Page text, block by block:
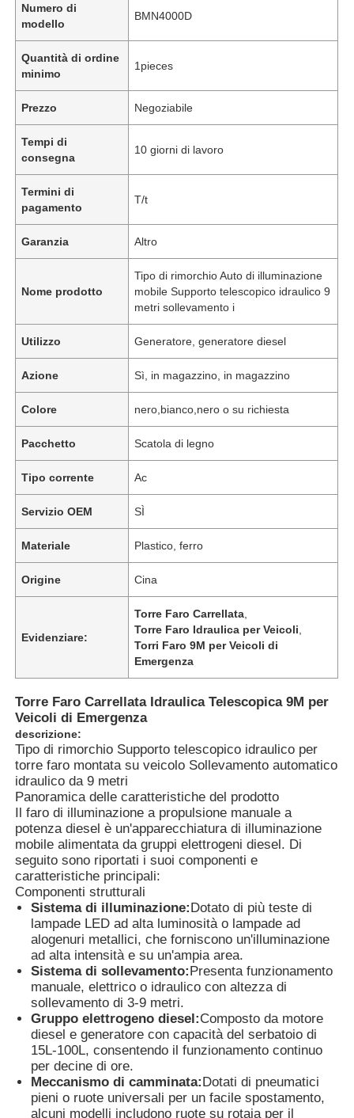
Casa.
Prodotti
Chi Siamo
Numero di
modello
BMN4000D
Quantità di ordine
minimo
1pieces
Prezzo Negoziabile
Tempi di
consegna
10 giorni di lavoro
Termini di
pagamento
T/t
Garanzia Altro
Nome prodotto
Tipo di rimorchio Auto di illuminazione
mobile Supporto telescopico idraulico 9
metri sollevamento i
Utilizzo Generatore, generatore diesel
Azione Sì, in magazzino, in magazzino
Colore nero,bianco,nero o su richiesta
Pacchetto Scatola di legno
Tipo corrente Ac
Servizio OEM SÌ
Materiale Plastico, ferro
Origine Cina
Evidenziare:
Torre Faro Carrellata
Torre Faro Idraulica per Veicoli
Torri Faro 9M per Veicoli di
Emergenza
Torre Faro Carrellata Idraulica Telescopica 9M per
Veicoli di Emergenza
descrizione:
Tipo di rimorchio Supporto telescopico idraulico per
torre faro montata su veicolo Sollevamento automatico
idraulico da 9 metri
Panoramica delle caratteristiche del prodotto
Il faro di illuminazione a propulsione manuale a
potenza diesel è un'apparecchiatura di illuminazione
mobile alimentata da gruppi elettrogeni diesel. Di
seguito sono riportati i suoi componenti e
caratteristiche principali:
Componenti strutturali
Sistema di illuminazione:Dotato di più teste di
lampade LED ad alta luminosità o lampade ad
alogenuri metallici, che forniscono un'illuminazione
ad alta intensità e su un'ampia area.
Sistema di sollevamento:Presenta funzionamento
manuale, elettrico o idraulico con altezza di
sollevamento di 3-9 metri.
Gruppo elettrogeno diesel:Composto da motore
diesel e generatore con capacità del serbatoio di
15L-100L, consentendo il funzionamento continuo
per decine di ore.
Meccanismo di camminata:Dotati di pneumatici
pieni o ruote universali per un facile spostamento,
alcuni modelli includono ruote su rotaia per il